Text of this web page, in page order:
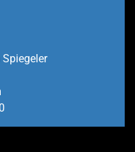
Spiegeler